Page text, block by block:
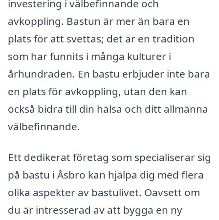
investering i välbefinnande och
avkoppling. Bastun är mer än bara en
plats för att svettas; det är en tradition
som har funnits i många kulturer i
århundraden. En bastu erbjuder inte bara
en plats för avkoppling, utan den kan
också bidra till din hälsa och ditt allmänna
välbefinnande.
Ett dedikerat företag som specialiserar sig
på bastu i Åsbro kan hjälpa dig med flera
olika aspekter av bastulivet. Oavsett om
du är intresserad av att bygga en ny